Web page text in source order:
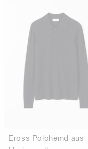
Eross Polohemd aus